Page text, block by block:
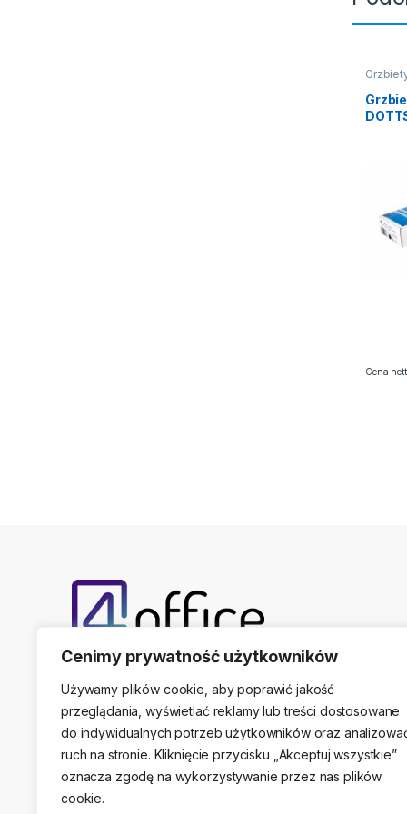
Cenimy prywatność użytkowników
Używamy plików cookie, aby poprawić jakość
przeglądania, wyświetlać reklamy lub treści dostosowane
do indywidualnych potrzeb użytkowników oraz
ruch na stronie. Kliknięcie przycisku „Akceptuj wszystkie”
oznacza zgodę na wykorzystywanie przez nas plików
cookie.
Cena
Telefon kontaktowy
(22) 761-17-50, 509 474
Adres stacjonarny
ul. Sikorskiego 47A, 05-091 Ząbki / Warszawa